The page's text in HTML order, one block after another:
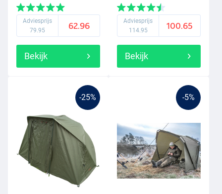
Adviesprijs
79.95
62.96
Bekijk
Adviesprijs
114.95
100.65
Bekijk
-25% -5%